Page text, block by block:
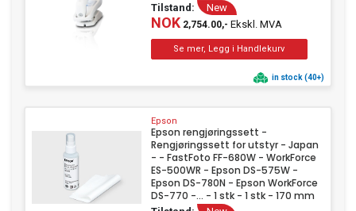
Tilstand: New
NOK2,754.00,- Ekskl. MVA
in stock (40+)
Epson
Epson rengjøringssett -
Rengjøringssett for utstyr - Japan
- - FastFoto FF-680W - WorkForce
ES-500WR - Epson DS-575W -
Epson DS-780N - Epson WorkForce
DS-770 -... - 1 stk - 1 stk - 170 mm